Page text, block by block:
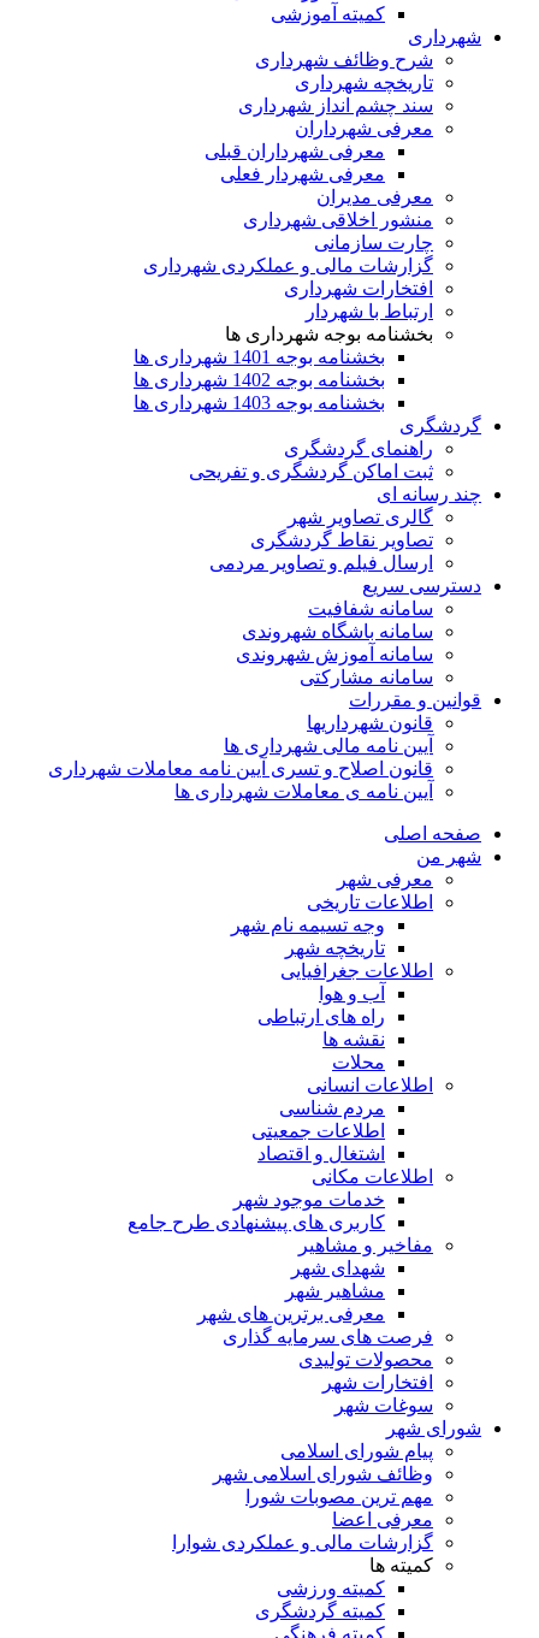
کمیته آموزشی
شهرداری
شرح وظائف شهرداری
تاریخچه شهرداری
سند چشم انداز شهرداری
معرفی شهرداران
معرفی شهرداران قبلی
معرفی شهردار فعلی
معرفی مدیران
منشور اخلاقی شهرداری
چارت سازمانی
گزارشات مالی و عملکردی شهرداری
افتخارات شهرداری
ارتباط با شهردار
بخشنامه بوجه شهرداری ها
بخشنامه بوجه 1401 شهرداری ها
بخشنامه بوجه 1402 شهرداری ها
بخشنامه بوجه 1403 شهرداری ها
گردشگری
راهنمای گردشگری
ثبت اماکن گردشگری و تفریحی
چند رسانه ای
گالری تصاویر شهر
تصاویر نقاط گردشگری
ارسال فیلم و تصاویر مردمی
دسترسی سریع
سامانه شفافیت
سامانه باشگاه شهروندی
سامانه آموزش شهروندی
سامانه مشارکتی
قوانین و مقررات
قانون شهرداریها
آیین نامه مالی شهرداری ها
قانون اصلاح و تسری آیین نامه معاملات شهرداری
آیین نامه ی معاملات شهرداری ها
صفحه اصلی
شهر من
معرفی شهر
اطلاعات تاریخی
وجه تسیمه نام شهر
تاریخچه شهر
اطلاعات جغرافیایی
آب و هوا
راه های ارتباطی
نقشه ها
محلات
اطلاعات انسانی
مردم شناسی
اطلاعات جمعیتی
اشتغال و اقتصاد
اطلاعات مکانی
خدمات موجود شهر
کاربری های پیشنهادی طرح جامع
مفاخیر و مشاهیر
شهدای شهر
مشاهیر شهر
معرفی برترین های شهر
فرصت های سرمایه گذاری
محصولات تولیدی
افتخارات شهر
سوغات شهر
شورای شهر
پیام شورای اسلامی
وظائف شورای اسلامی شهر
مهم ترین مصوبات شورا
معرفی اعضا
گزارشات مالی و عملکردی شوارا
کمیته ها
کمیته ورزشی
کمیته گردشگری